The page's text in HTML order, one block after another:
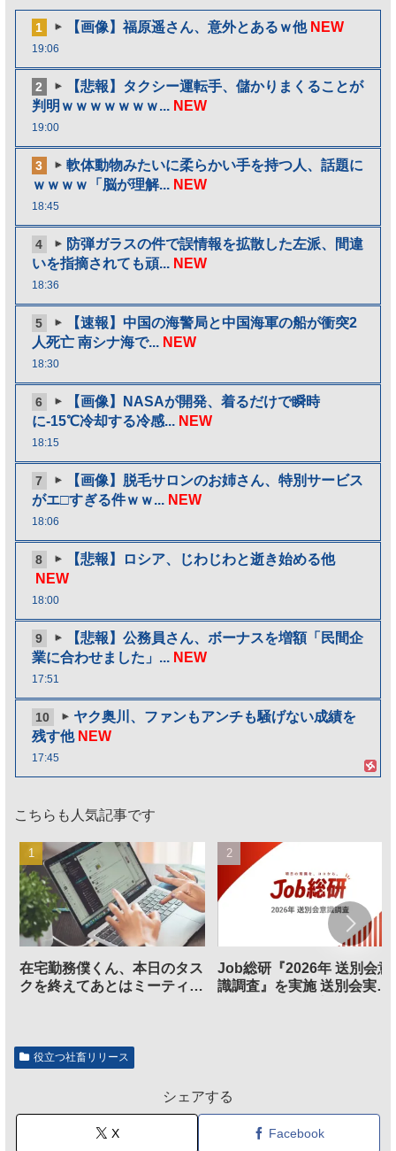
1 【画像】福原遥さん、意外とあるｗ他 NEW
19:06
2
【悲報】タクシー運転手、儲かりまくることが
判明ｗｗｗｗｗｗｗ... NEW
19:00
3
軟体動物みたいに柔らかい手を持つ人、話題に
ｗｗｗｗ「脳が理解... NEW
18:45
4
防弾ガラスの件で誤情報を拡散した左派、間違
いを指摘されても頑... NEW
18:36
5
【速報】中国の海警局と中国海軍の船が衝突2
人死亡 南シナ海で... NEW
18:30
6
【画像】NASAが開発、着るだけで瞬時
に-15℃冷却する冷感... NEW
18:15
7
【画像】脱毛サロンのお姉さん、特別サービス
がエ□すぎる件ｗｗ... NEW
18:06
8
【悲報】ロシア、じわじわと逝き始める他
NEW
18:00
9
【悲報】公務員さん、ボーナスを増額「民間企
業に合わせました」... NEW
17:51
10
ヤク奥川、ファンもアンチも騒げない成績を
残す他 NEW
17:45
こちらも人気記事です
在宅勤務僕くん、本日のタス
クを終えてあとはミーティン
Job総研『2026年 送別会意
識調査』を実施 送別会実施
役立つ社畜リリース
シェアする
X Facebook